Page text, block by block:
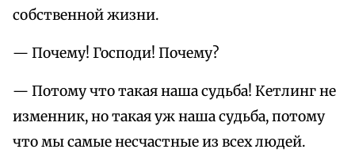
собственной жизни.
— Почему! Господи! Почему?
— Потому что такая наша судьба! Кетлинг не
изменник, но такая уж наша судьба, потому
что мы самые несчастные из всех людей.